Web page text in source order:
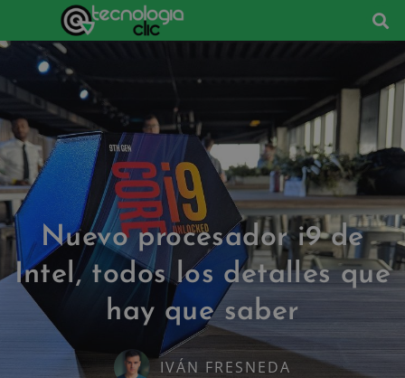
Nuevo procesador i9 de
Intel, todos los detalles que
hay que saber
IVÁN FRESNEDA